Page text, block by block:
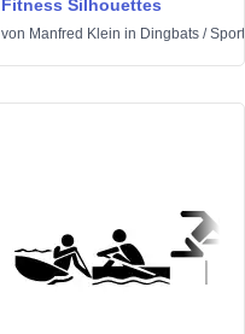
Fitness Silhouettes
von Manfred Klein in Dingbats /Sport